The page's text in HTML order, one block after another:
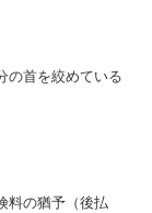
の首を絞めている
料の猶予（後払